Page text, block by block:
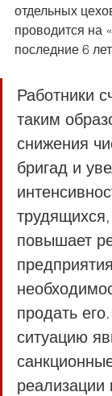
отдельных
проводится на
последние 6
Работники
таким
снижения
бригад и
повышает
продать
ситуацию
реализации